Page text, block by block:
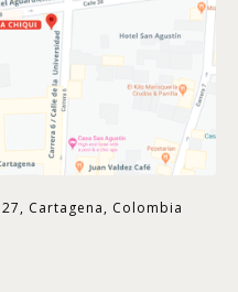
Cartagena, Colombia